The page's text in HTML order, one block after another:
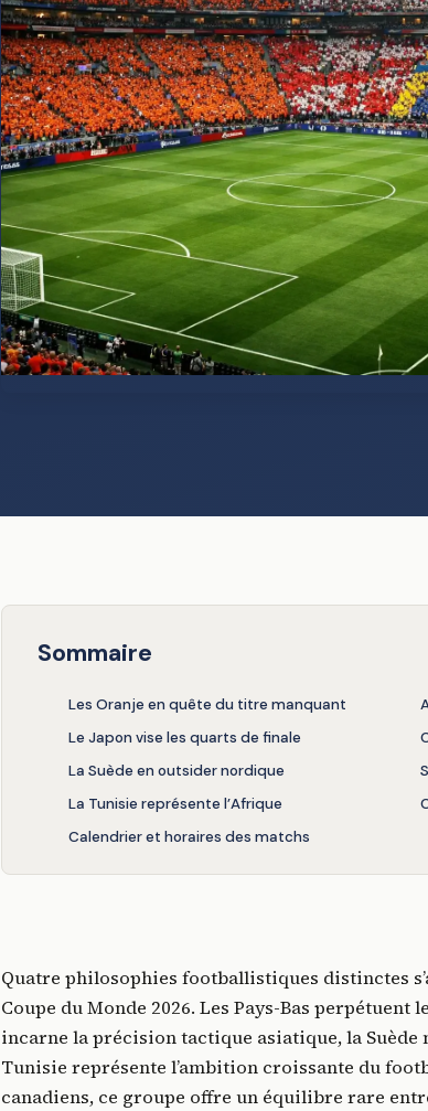
Sommaire
Les Oranje en quête du titre manquant
Le Japon vise les quarts de finale
La Suède en outsider nordique
La Tunisie représente l’Afrique
Calendrier et horaires des matchs
Quatre philosophies footballistiques distinctes
Coupe du Monde 2026. Les Pays-Bas
incarne la précision tactique asiatique, la
Tunisie représente l’ambition croissante du
canadiens, ce groupe offre un équilibre rare